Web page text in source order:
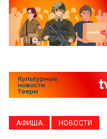
АФИША НОВОСТИ